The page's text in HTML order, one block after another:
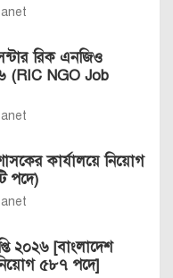
রিক এনজিও
(RIC NGO Job
কার্যালয়ে নিয়োগ
পদে)
২০২৬ [বাংলাদেশ
৫৮৭ পদে]